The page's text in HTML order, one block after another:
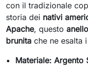
con il tradizionale
storia dei nativi
Apache, questo
brunita che ne esalta
Materiale: Argento